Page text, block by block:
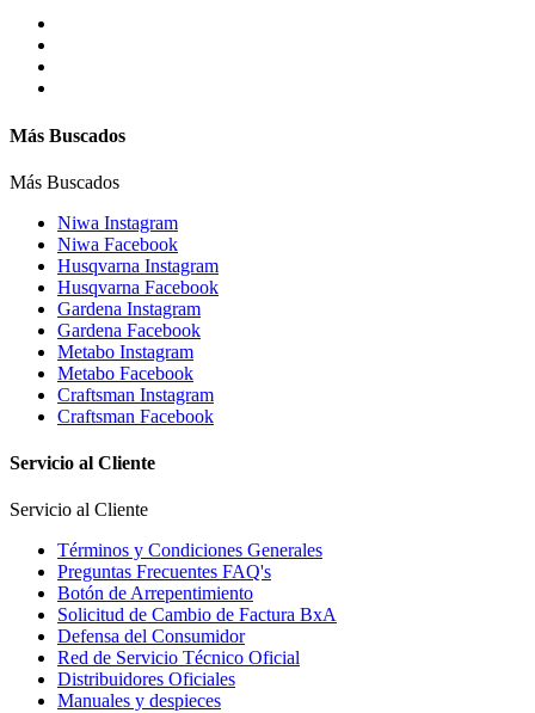
Más Buscados
Más Buscados
Niwa Instagram
Niwa Facebook
Husqvarna Instagram
Husqvarna Facebook
Gardena Instagram
Gardena Facebook
Metabo Instagram
Metabo Facebook
Craftsman Instagram
Craftsman Facebook
Servicio al Cliente
Servicio al Cliente
Términos y Condiciones Generales
Preguntas Frecuentes FAQ's
Botón de Arrepentimiento
Solicitud de Cambio de Factura BxA
Defensa del Consumidor
Red de Servicio Técnico Oficial
Distribuidores Oficiales
Manuales y despieces